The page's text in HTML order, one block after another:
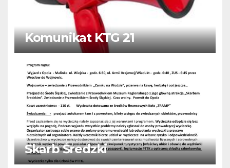
Komunikat KTG 21
Skarb Średzki